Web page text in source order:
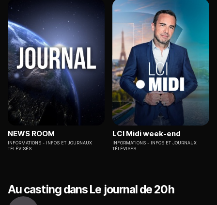
NEWS ROOM
INFORMATIONS
INFOS ET JOURNAUX
TÉLÉVISÉS
LCI Midi week-end
INFORMATIONS
INFOS ET JOURNAUX
TÉLÉVISÉS
Au casting dans Le journal de 20h